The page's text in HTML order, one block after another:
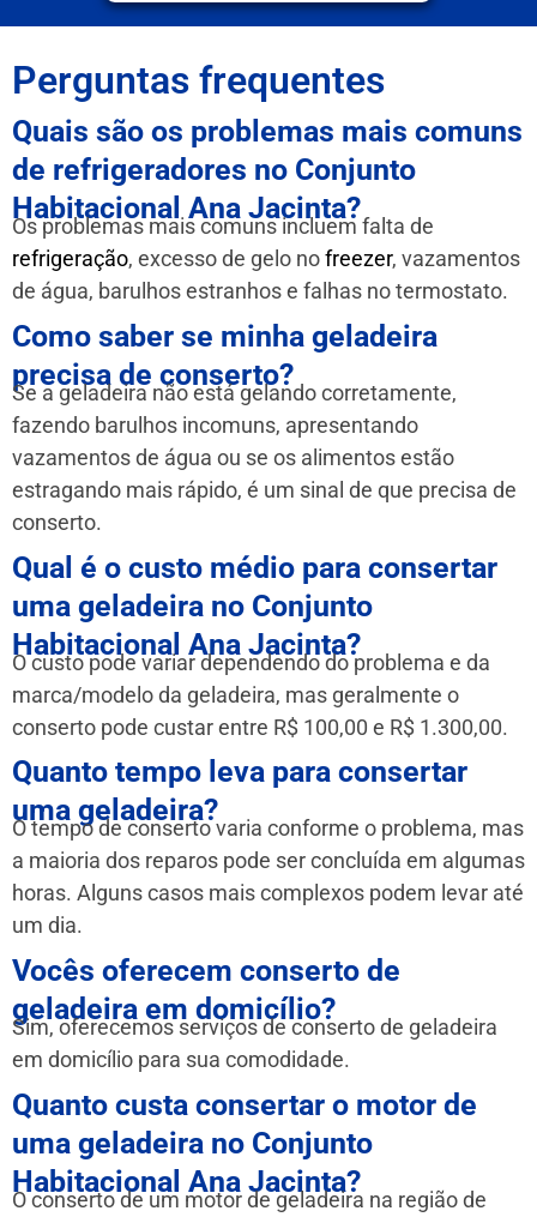
Perguntas frequentes
Quais são os problemas mais comuns
de refrigeradores no Conjunto
Habitacional Ana Jacinta?
Os problemas mais comuns incluem falta de
refrigeração, excesso de gelo nofreezer, vazamentos
de água, barulhos estranhos e falhas no termostato.
Como saber se minha geladeira
precisa de conserto?
Se a geladeira não está gelando corretamente,
fazendo barulhos incomuns, apresentando
vazamentos de água ou se os alimentos estão
estragando mais rápido, é um sinal de que precisa de
conserto.
Qual é o custo médio para consertar
uma geladeira no Conjunto
Habitacional Ana Jacinta?
O custo pode variar dependendo do problema e da
marca/modelo da geladeira, mas geralmente o
conserto pode custar entre R$ 100,00 e R$ 1.300,00.
Quanto tempo leva para consertar
uma geladeira?
O tempo de conserto varia conforme o problema, mas
a maioria dos reparos pode ser concluída em algumas
horas. Alguns casos mais complexos podem levar até
um dia.
Vocês oferecem conserto de
geladeira em domicílio?
Sim, oferecemos serviços de conserto de geladeira
em domicílio para sua comodidade.
Quanto custa consertar o motor de
uma geladeira no Conjunto
Habitacional Ana Jacinta?
O conserto de um motor de geladeira na região de